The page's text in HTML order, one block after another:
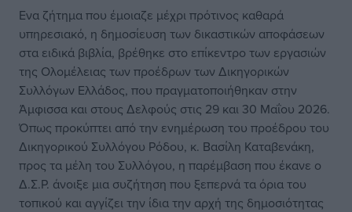
Ενα ζήτημα που έμοιαζε μέχρι πρότινος καθαρά
υπηρεσιακό, η δημοσίευση των δικαστικών αποφάσεων
στα ειδικά βιβλία, βρέθηκε στο επίκεντρο των εργασιών
της Ολομέλειας των προέδρων των Δικηγορικών
Συλλόγων Ελλάδος, που πραγματοποιήθηκαν στην
Άμφισσα και στους Δελφούς στις 29 και 30 Μαΐου 2026.
Όπως προκύπτει από την ενημέρωση του προέδρου του
Δικηγορικού Συλλόγου Ρόδου, κ. Βασίλη Καταβενάκη,
προς τα μέλη του Συλλόγου, η παρέμβαση που έκανε ο
Δ.Σ.Ρ. άνοιξε μια συζήτηση που ξεπερνά τα όρια του
τοπικού και αγγίζει την ίδια την αρχή της δημοσιότητας